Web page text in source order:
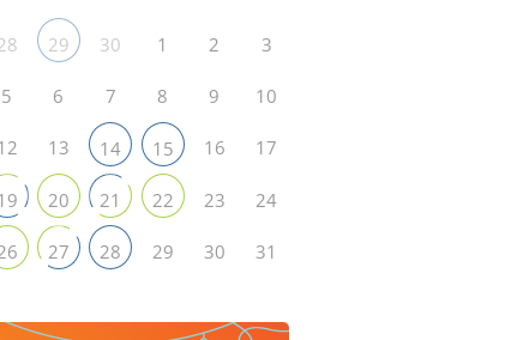
29 30 1 2 3
5 6 7 8 9 10
13 14 15 16 17
20 21 22 23 24
27 28 29 30 31